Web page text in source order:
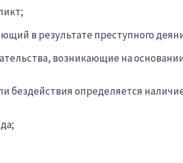
в результате преступного
возникающие на
бездействия определяется